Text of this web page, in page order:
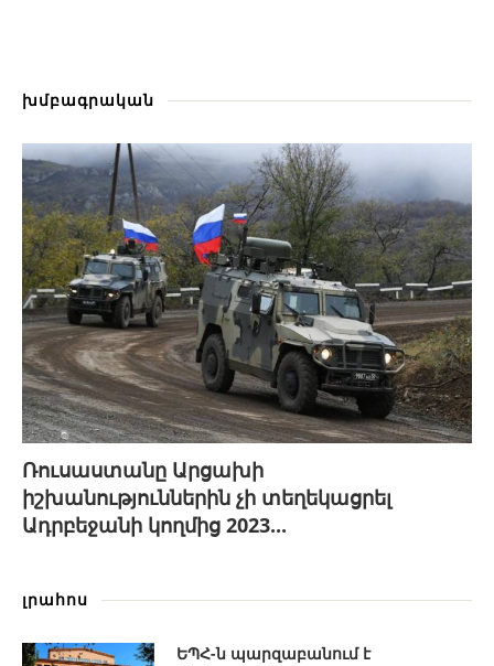
խմբագրական
Ռուսաստանը Արցախի
իշխանություններին չի տեղեկացրել
Ադրբեջանի կողմից 2023...
լրահոս
ԵՊՀ-ն պարզաբանում է